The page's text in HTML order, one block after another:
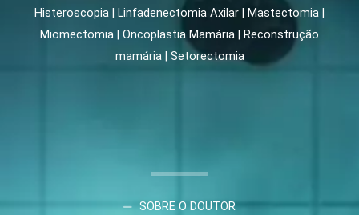
Histeroscopia | Linfadenectomia Axilar | Mastectomia |
Miomectomia | Oncoplastia Mamária | Reconstrução
mamária | Setorectomia
SOBRE O DOUTOR